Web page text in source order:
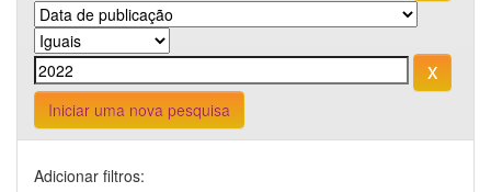
Iniciar uma nova pesquisa
Adicionar filtros: